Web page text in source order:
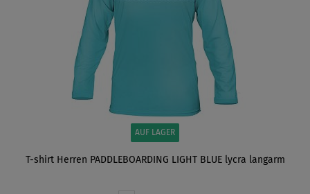
AUF LAGER
T-shirt Herren PADDLEBOARDING LIGHT BLUE lycra langarm